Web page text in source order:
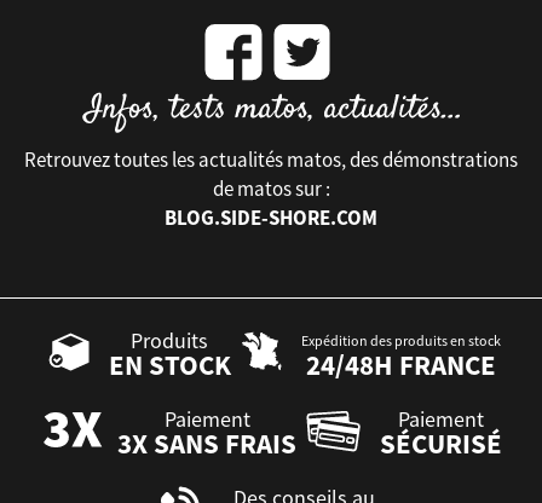
Retrouvez toutes les actualités matos, des démonstrations
de matos sur :
BLOG.SIDE-SHORE.COM
Produits
EN STOCK
Expédition des produits en stock
24/48H FRANCE
Paiement
3X SANS FRAIS
Paiement
SÉCURISÉ
Des conseils au